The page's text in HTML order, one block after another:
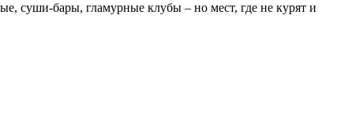
суши-бары, гламурные клубы – но мест, где не курят и